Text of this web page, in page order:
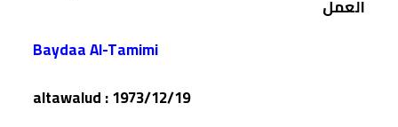
العمل
Baydaa Al-Tamimi
altawalud : 1973/12/19